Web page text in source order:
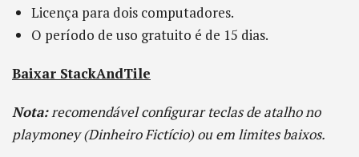
Licença para dois computadores.
O período de uso gratuito é de 15 dias.
Baixar StackAndTile
Nota:recomendável configurar teclas de atalho no
playmoney (Dinheiro Fictício) ou em limites baixos.